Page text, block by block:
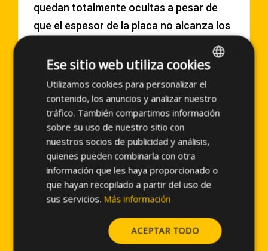
quedan totalmente ocultas a pesar de
que el espesor de la placa no alcanza los
En alguno de los paños hemos tenido que
anclar nuestro sistema con distancias
que llegaban a los 45cm de distancia
respecto a la pared de soporte, por lo
que se ha tenido que calcular una
solución especifica de los elementos de
sujeción.
También nos hemos tenido que utilizar
nuestros perfiles Tubo (PF-AL-TT y PF-
AL-JT) para poder fijarnos de forjado a
forjado y evitar así los anclajes en el
SPANISH
ENGLISH
Ese sitio web utiliza cookies
Utilizamos cookies para personalizar el
contenido, los anuncios y analizar nuestro
tráfico. También compartimos información
sobre su uso de nuestro sitio con
nuestros socios de publicidad y análisis,
quienes pueden combinarla con otra
información que les haya proporcionado o
que hayan recopilado a partir del uso de
sus servicios. Más información
ACEPTAR TODO